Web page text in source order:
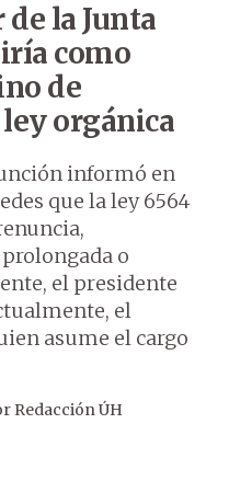
la Junta
como
de
orgánica
informó en
que la ley 6564
o
el presidente
el
asume el cargo
Redacción ÚH